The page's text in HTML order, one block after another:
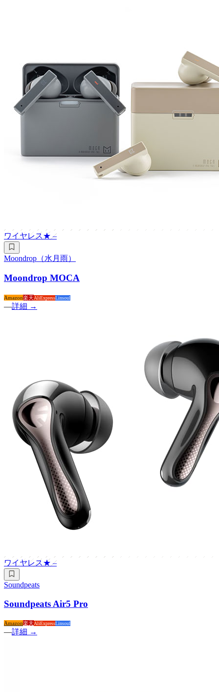
ワイヤレス★–
Moondrop（水月雨）
Moondrop MOCA
Amazon楽天AliExpressLinsoul
—詳細 →
ワイヤレス★–
Soundpeats
Soundpeats Air5 Pro
Amazon楽天AliExpressLinsoul
—詳細 →